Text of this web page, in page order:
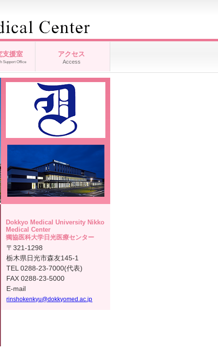
支援室
Support Office
アクセス
Access
Dokkyo Medical University Nikko
Medical Center
獨協医科大学日光医療センター
〒321-1298
栃木県日光市森友145-1
TEL 0288-23-7000(代表)
FAX 0288-23-5000
E-mail
rinshokenkyu@dokkyomed.ac.jp